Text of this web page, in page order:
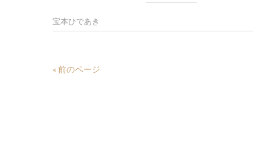
宝本ひであき
« 前のページ